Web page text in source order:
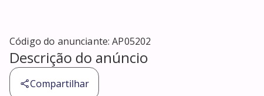
Código do anunciante:AP05202
Descrição do anúncio
Compartilhar